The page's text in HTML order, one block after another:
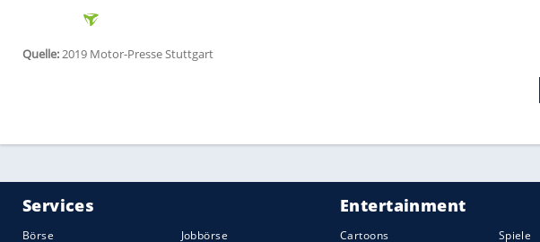
Studie (Batterien unbekannter Herkunft) dem E-Auto nach
Instituts 73 Gramm aufbürden würde und das E-Auto
Gramm) als der Diesel wäre. Aber erstens sind Tesla-
Herkunft und zweitens könnte man berechtigterweise mit
Batterien halten länger als gedacht